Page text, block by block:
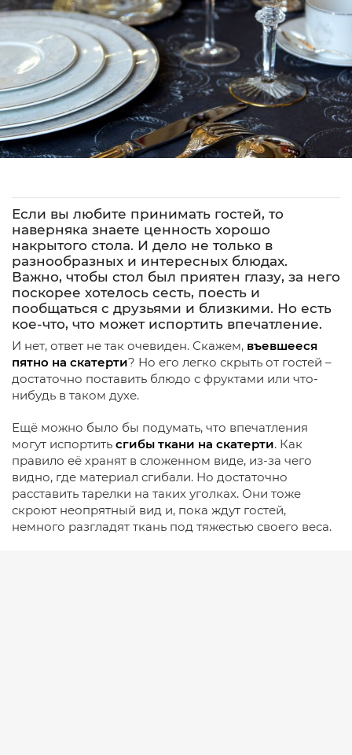
Если вы любите принимать гостей, то
наверняка знаете ценность хорошо
накрытого стола. И дело не только в
разнообразных и интересных блюдах.
Важно, чтобы стол был приятен глазу, за него
поскорее хотелось сесть, поесть и
пообщаться с друзьями и близкими. Но есть
кое-что, что может испортить впечатление.
И нет, ответ не так очевиден. Скажем, въевшееся
пятно на скатерти? Но его легко скрыть от гостей –
достаточно поставить блюдо с фруктами или что-
нибудь в таком духе.
Ещё можно было бы подумать, что впечатления
могут испортить сгибы ткани на скатерти. Как
правило её хранят в сложенном виде, из-за чего
видно, где материал сгибали. Но достаточно
расставить тарелки на таких уголках. Они тоже
скроют неопрятный вид и, пока ждут гостей,
немного разгладят ткань под тяжестью своего веса.